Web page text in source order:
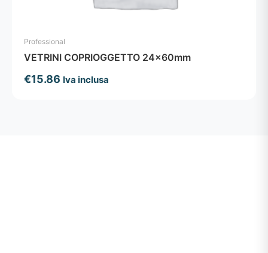
Professional
VETRINI COPRIOGGETTO 24x60mm
€15.86 Iva inclusa